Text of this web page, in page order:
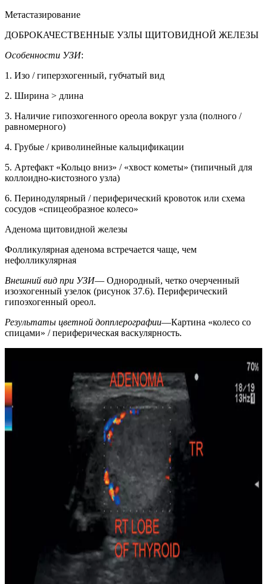
Метастазирование
ДОБРОКАЧЕСТВЕННЫЕ УЗЛЫ ЩИТОВИДНОЙ ЖЕЛЕЗЫ
Особенности УЗИ:
1. Изо / гиперэхогенный, губчатый вид
2. Ширина > длина
3. Наличие гипоэхогенного ореола вокруг узла (полного /
равномерного)
4. Грубые / криволинейные кальцификации
5. Артефакт «Кольцо вниз» / «хвост кометы» (типичный для
коллоидно-кистозного узла)
6. Перинодулярный / периферический кровоток или схема
сосудов «спицеобразное колесо»
Аденома щитовидной железы
Фолликулярная аденома встречается чаще, чем
нефолликулярная
Внешний вид при УЗИ— Однородный, четко очерченный
изоэхогенный узелок (рисунок 37.6). Периферический
гипоэхогенный ореол.
Результаты цветной допплерографии—Картина «колесо со
спицами» / периферическая васкулярность.